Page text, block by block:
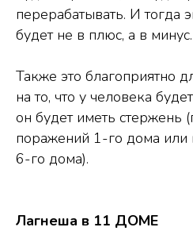
перерабатывать. И тогда
будет не в плюс, а в минус.
Также это благоприятно
на то, что у человека
он будет иметь стержень
поражений 1-го дома или
6-го дома).
Лагнеша в 11 ДОМЕ